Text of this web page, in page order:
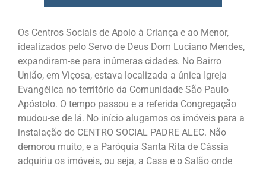
Os Centros Sociais de Apoio à Criança e ao Menor,
idealizados pelo Servo de Deus Dom Luciano Mendes,
expandiram-se para inúmeras cidades. No Bairro
União, em Viçosa, estava localizada a única Igreja
Evangélica no território da Comunidade São Paulo
Apóstolo. O tempo passou e a referida Congregação
mudou-se de lá. No início alugamos os imóveis para a
instalação do CENTRO SOCIAL PADRE ALEC. Não
demorou muito, e a Paróquia Santa Rita de Cássia
adquiriu os imóveis, ou seja, a Casa e o Salão onde